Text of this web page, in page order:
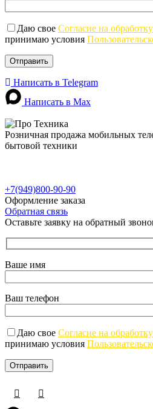
Даю свое Согласие на
принимаю условия
Написать в Telegram
Написать в Max
Розничная продажа мобильных
бытовой техники
+7(949)800-90-90
Оформление заказа
Обратная связь
Оставьте заявку на обратный
Ваше имя
Ваш телефон
Даю свое Согласие на
принимаю условия